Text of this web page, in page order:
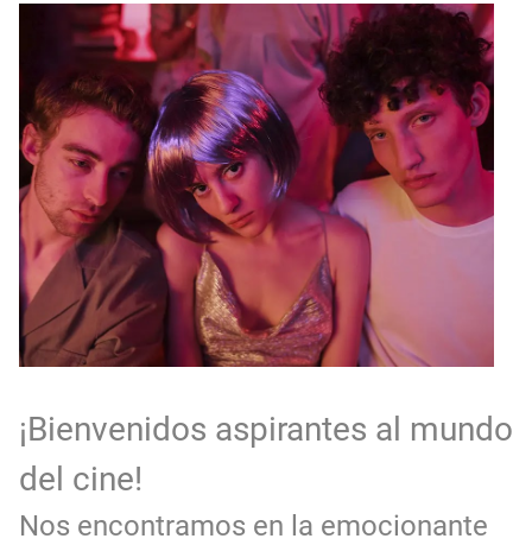
¡Bienvenidos aspirantes al mundo
del cine!
Nos encontramos en la emocionante